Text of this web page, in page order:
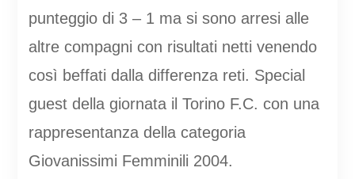
punteggio di 3 – 1 ma si sono arresi alle
altre compagni con risultati netti venendo
così beffati dalla differenza reti. Special
guest della giornata il Torino F.C. con una
rappresentanza della categoria
Giovanissimi Femminili 2004.